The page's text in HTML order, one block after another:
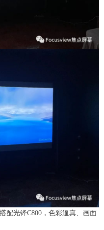
配光锋C800，色彩逼真、画面